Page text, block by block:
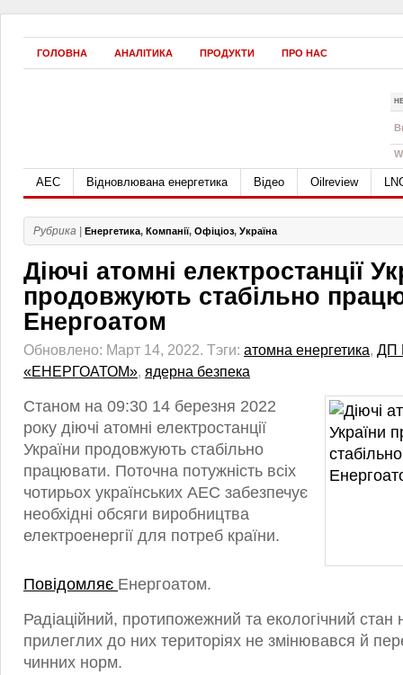
ГОЛОВНА АНАЛІТИКА ПРОДУКТИ ПРО НАС
АЕС Відновлювана енергетика Відео Oilreview
Рубрика | Енергетика, Компанії, Офіціоз, Україна
Діючі атомні електростанції
продовжують стабільно
Енергоатом
Обновлено: Март 14, 2022. Тэги: атомна енергетика, ДП
«ЕНЕРГОАТОМ», ядерна безпека
Станом на 09:30 14 березня 2022
року діючі атомні електростанції
України продовжують стабільно
працювати. Поточна потужність всіх
чотирьох українських АЕС забезпечує
необхідні обсяги виробництва
електроенергії для потреб країни.
Повідомляє Енергоатом.
Радіаційний, протипожежний та екологічний стан
прилеглих до них територіях не змінювався й
чинних норм.